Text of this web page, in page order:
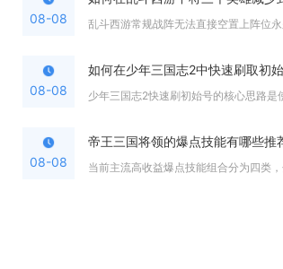
08-08
08-08
如何在少年三国志2中快速刷取初
08-08
帝王三国将领的爆点技能有哪些推